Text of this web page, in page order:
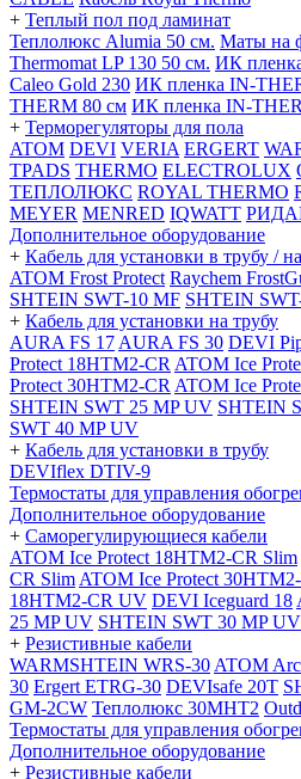
+ Теплый пол под ламинат
Теплолюкс Alumia 50 см. Маты на
Thermomat LP 130 50 cм. ИК
Caleo Gold 230 ИК пленка IN-
THERM 80 см ИК пленка IN-
+ Терморегуляторы для пола
ATOM DEVI VERIA ERGERT
TPADS THERMO ELECTROLUX
ТЕПЛОЛЮКС ROYAL THERMO
MEYER MENRED IQWATT
Дополнительное оборудование
+ Кабель для установки в трубу /
ATOM Frost Protect Raychem
SHTEIN SWT-10 MF SHTEIN
+ Кабель для установки на трубу
AURA FS 17 AURA FS 30 DEVI
Protect 18HTM2-CR ATOM Ice
Protect 30HTM2-CR ATOM Ice
SHTEIN SWT 25 MP UV SHTEIN
SWT 40 MP UV
+ Кабель для установки в трубу
DEVIflex DTIV-9
Термостаты для управления
Дополнительное оборудование
+ Саморегулирующиеся кабели
ATOM Ice Protect 18HTM2-CR Slim
CR Slim ATOM Ice Protect
18HTM2-CR UV DEVI Iceguard 18
25 MP UV SHTEIN SWT 30 MP UV
+ Резистивные кабели
WARMSHTEIN WRS-30 ATOM
30 Ergert ETRG-30 DEVIsafe 20T
GM-2CW Теплолюкс 30МНТ2
Термостаты для управления
Дополнительное оборудование
+ Резистивные кабели